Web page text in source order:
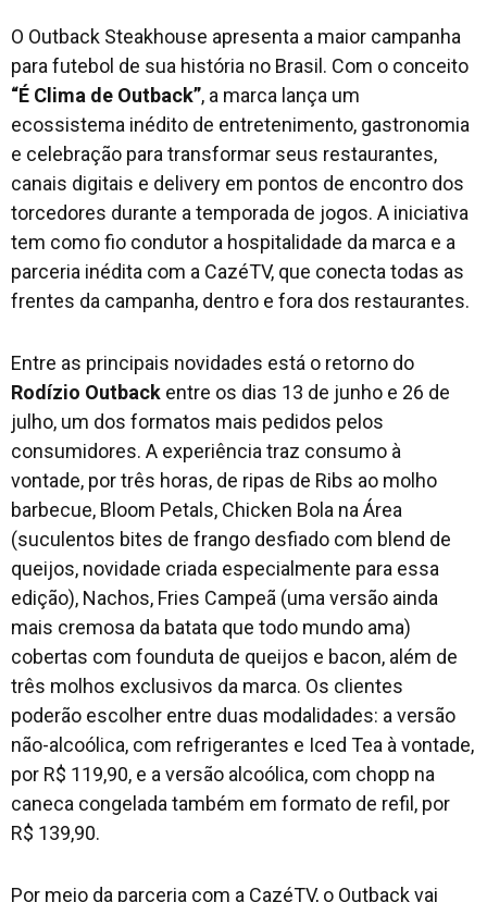
O Outback Steakhouse apresenta a maior campanha
para futebol de sua história no Brasil. Com o conceito
“É Clima de Outback”, a marca lança um
ecossistema inédito de entretenimento, gastronomia
e celebração para transformar seus restaurantes,
canais digitais e delivery em pontos de encontro dos
torcedores durante a temporada de jogos. A iniciativa
tem como fio condutor a hospitalidade da marca e a
parceria inédita com a CazéTV, que conecta todas as
frentes da campanha, dentro e fora dos restaurantes.
Entre as principais novidades está o retorno do
Rodízio Outback entre os dias 13 de junho e 26 de
julho, um dos formatos mais pedidos pelos
consumidores. A experiência traz consumo à
vontade, por três horas, de ripas de Ribs ao molho
barbecue, Bloom Petals, Chicken Bola na Área
(suculentos bites de frango desfiado com blend de
queijos, novidade criada especialmente para essa
edição), Nachos, Fries Campeã (uma versão ainda
mais cremosa da batata que todo mundo ama)
cobertas com founduta de queijos e bacon, além de
três molhos exclusivos da marca. Os clientes
poderão escolher entre duas modalidades: a versão
não-alcoólica, com refrigerantes e Iced Tea à vontade,
por R$ 119,90, e a versão alcoólica, com chopp na
caneca congelada também em formato de refil, por
R$ 139,90.
Por meio da parceria com a CazéTV, o Outback vai